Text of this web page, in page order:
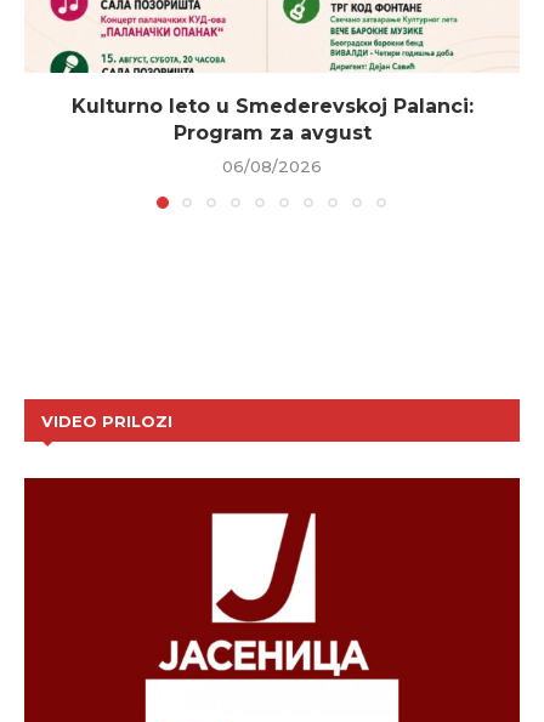
Kulturno leto u Smederevskoj Palanci:
Program za avgust
06/08/2026
VIDEO PRILOZI